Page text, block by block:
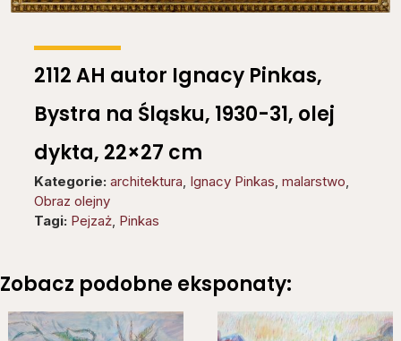
2112 AH autor Ignacy Pinkas,
Bystra na Śląsku, 1930-31, olej
dykta, 22×27 cm
Kategorie: architektura, Ignacy Pinkas, malarstwo,
Obraz olejny
Tagi: Pejzaż, Pinkas
Zobacz podobne eksponaty: